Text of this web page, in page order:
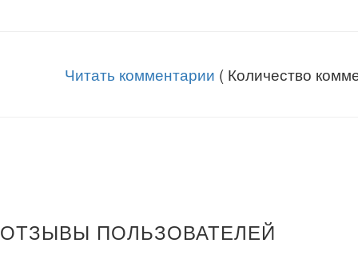
Читать комментарии ( Количество
ОТЗЫВЫ ПОЛЬЗОВАТЕЛЕЙ